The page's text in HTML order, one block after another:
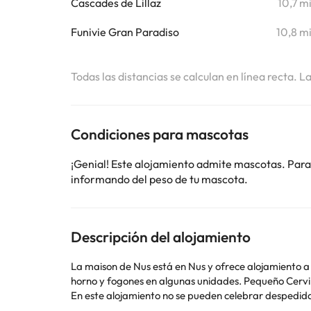
Cascades de Lillaz 10,7 mi
Funivie Gran Paradiso 10,8 mi
Todas las distancias se calculan en línea recta.
Condiciones para mascotas
¡Genial! Este alojamiento admite mascotas.
informando del peso de tu mascota.
Descripción del alojamiento
La maison de Nus está en Nus y ofrece alojamiento a 40 km de
horno y fogones en
En este alojamiento no se pueden celebrar